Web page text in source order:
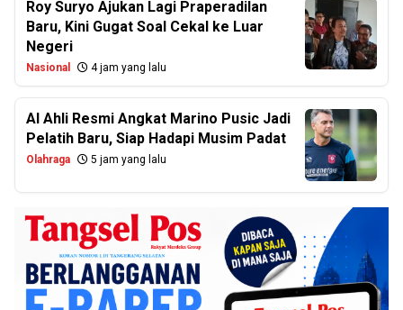
Roy Suryo Ajukan Lagi Praperadilan
Baru, Kini Gugat Soal Cekal ke Luar
Negeri
Nasional 4 jam yang lalu
Al Ahli Resmi Angkat Marino Pusic Jadi
Pelatih Baru, Siap Hadapi Musim Padat
Olahraga 5 jam yang lalu